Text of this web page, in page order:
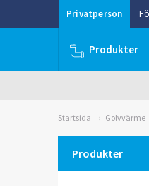
Privatperson
Produkter
Startsida Golvvärme
Produkter